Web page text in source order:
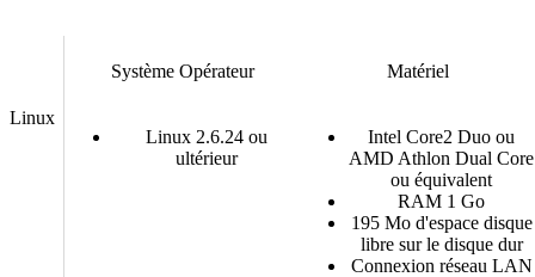
Système Opérateur Matériel
Linux
Linux 2.6.24 ou
ultérieur
Intel Core2 Duo ou
AMD Athlon Dual Core
ou équivalent
RAM 1 Go
195 Mo d'espace disque
libre sur le disque dur
Connexion réseau LAN